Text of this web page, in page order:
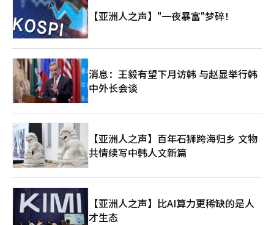
【亚洲人之声】"一夜暴富"梦碎！
消息：王毅有望下月访韩 与赵显举行韩
中外长会谈
【亚洲人之声】百年石狮跨海归乡 文物
共情续写中韩人文新篇
【亚洲人之声】比AI算力更稀缺的是人
才生态